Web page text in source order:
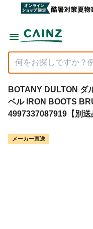
BOTANY DULTON ダ
ベル IRON BOOTS
4997337087919【別送
メーカー直送